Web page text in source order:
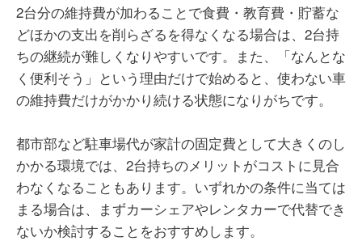
2台分の維持費が加わることで食費・教育費・貯蓄な
どほかの支出を削らざるを得なくなる場合は、2台持
ちの継続が難しくなりやすいです。また、「なんとな
く便利そう」という理由だけで始めると、使わない車
の維持費だけがかかり続ける状態になりがちです。
都市部など駐車場代が家計の固定費として大きくのし
かかる環境では、2台持ちのメリットがコストに見合
わなくなることもあります。いずれかの条件に当ては
まる場合は、まずカーシェアやレンタカーで代替でき
ないか検討することをおすすめします。